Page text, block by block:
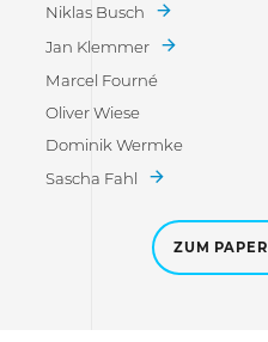
Niklas Busch
Jan Klemmer
Marcel Fourné
Oliver Wiese
Dominik Wermke
Sascha Fahl
ZUM PAPER